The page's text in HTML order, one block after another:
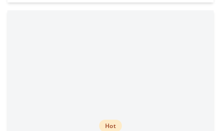
Hot